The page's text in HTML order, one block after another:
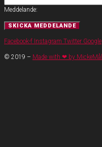
Meddelande:
Facebook-f Instagram Twitter Google
© 2019 – Made with ❤ by